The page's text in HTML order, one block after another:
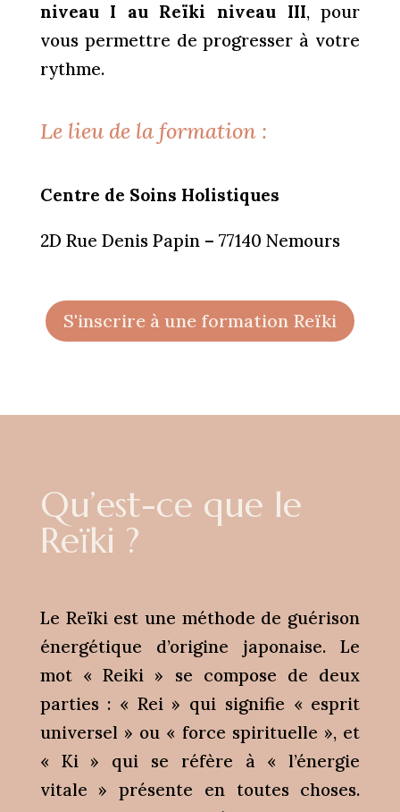
niveau I au Reïki niveau III, pour
vous permettre de progresser à votre
rythme.
Le lieu de la formation :
Centre de Soins Holistiques
2D Rue Denis Papin – 77140 Nemours
S'inscrire à une formation Reïki
Qu’est-ce que le
Reïki ?
Le Reïki est une méthode de guérison
énergétique d’origine japonaise. Le
mot « Reiki » se compose de deux
parties : « Rei » qui signifie « esprit
universel » ou « force spirituelle », et
« Ki » qui se réfère à « l’énergie
vitale » présente en toutes choses.